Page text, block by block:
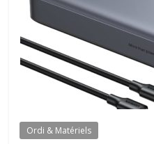
Ordi & Matériels